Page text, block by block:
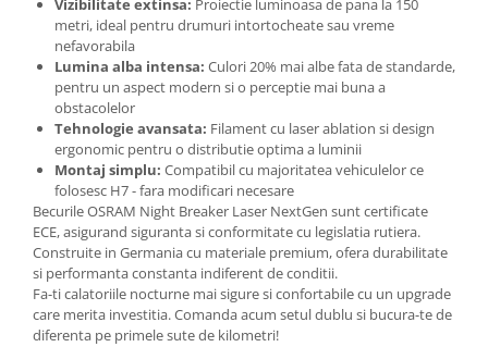
Vizibilitate extinsa: Proiectie luminoasa de pana la 150
metri, ideal pentru drumuri intortocheate sau vreme
nefavorabila
Lumina alba intensa: Culori 20% mai albe fata de standarde,
pentru un aspect modern si o perceptie mai buna a
obstacolelor
Tehnologie avansata: Filament cu laser ablation si design
ergonomic pentru o distributie optima a luminii
Montaj simplu: Compatibil cu majoritatea vehiculelor ce
folosesc H7 - fara modificari necesare
Becurile OSRAM Night Breaker Laser NextGen sunt certificate
ECE, asigurand siguranta si conformitate cu legislatia rutiera.
Construite in Germania cu materiale premium, ofera durabilitate
si performanta constanta indiferent de conditii.
Fa-ti calatoriile nocturne mai sigure si confortabile cu un upgrade
care merita investitia. Comanda acum setul dublu si bucura-te de
diferenta pe primele sute de kilometri!